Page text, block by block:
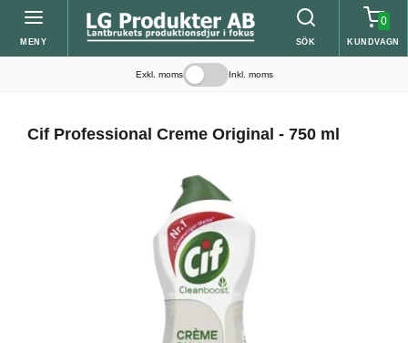
MENY SÖK
0
KUNDVAGN
Exkl. moms Inkl. moms
Cif Professional Creme Original - 750 ml